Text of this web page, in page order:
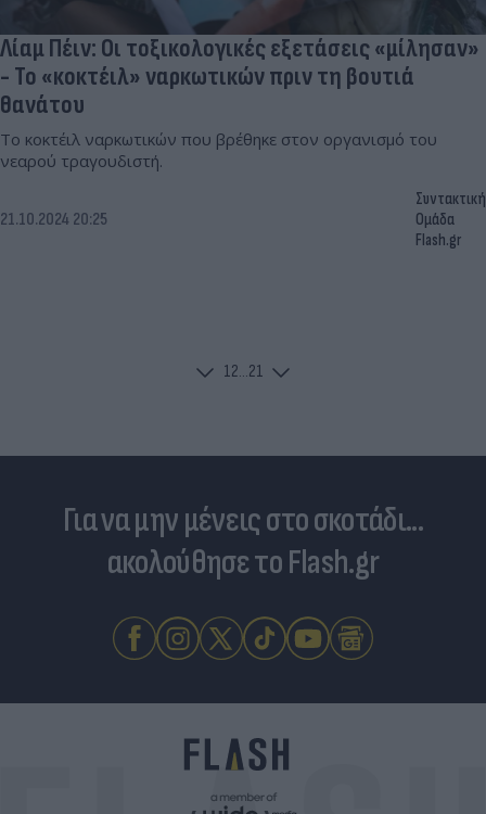
Λίαμ Πέιν: Οι τοξικολογικές εξετάσεις «μίλησαν»
- Το «κοκτέιλ» ναρκωτικών πριν τη βουτιά
θανάτου
To κοκτέιλ ναρκωτικών που βρέθηκε στον οργανισμό του
νεαρού τραγουδιστή.
21.10.2024 20:25
Συντακτική
Ομάδα
Flash.gr
12...21
Για να μην μένεις στο σκοτάδι...
ακολούθησε το Flash.gr